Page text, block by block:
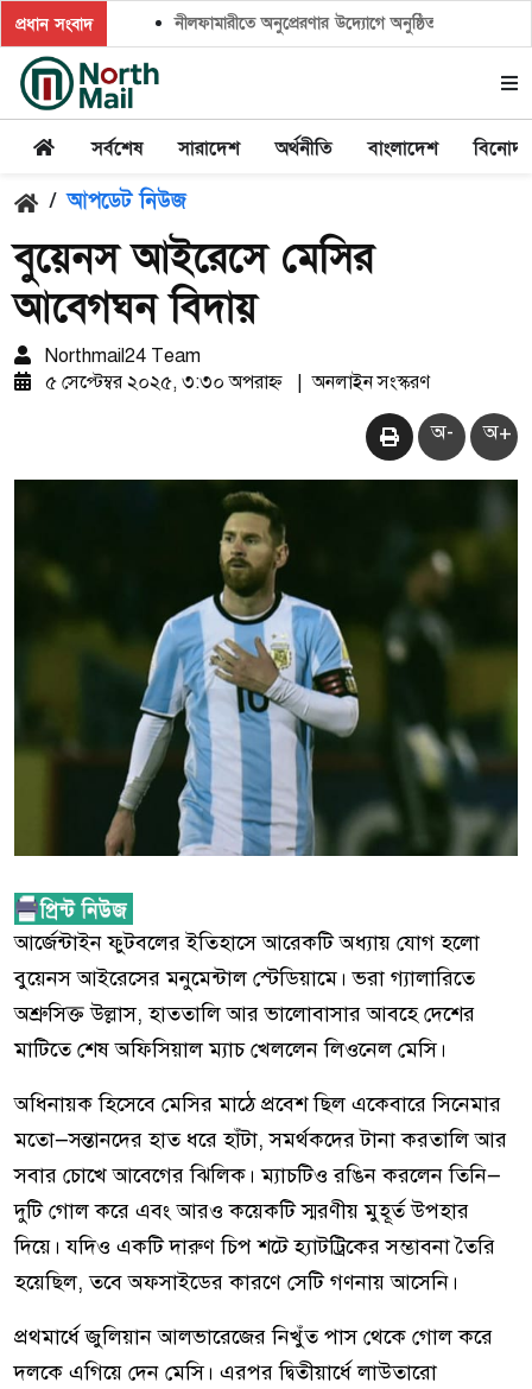
প্রধান সংবাদ নীলফামারীতে অনুপ্রেরণার উদ্যোগে অনুষ্ঠিত হলো ‘ক্লাইমেট
সর্বশেষ সারাদেশ অর্থনীতি বাংলাদেশ
/ আপডেট নিউজ
বুয়েনস আইরেসে মেসির
আবেগঘন বিদায়
Northmail24 Team
৫ সেপ্টেম্বর ২০২৫, ৩:৩০ অপরাহ্ন
অনলাইন সংস্করণ
অ- অ+
আর্জেন্টাইন ফুটবলের ইতিহাসে আরেকটি অধ্যায় যোগ হলো
বুয়েনস আইরেসের মনুমেন্টাল স্টেডিয়ামে। ভরা গ্যালারিতে
অশ্রুসিক্ত উল্লাস, হাততালি আর ভালোবাসার আবহে দেশের
মাটিতে শেষ অফিসিয়াল ম্যাচ খেললেন লিওনেল মেসি।
অধিনায়ক হিসেবে মেসির মাঠে প্রবেশ ছিল একেবারে সিনেমার
মতো—সন্তানদের হাত ধরে হাঁটা, সমর্থকদের টানা করতালি আর
সবার চোখে আবেগের ঝিলিক। ম্যাচটিও রঙিন করলেন তিনি—
দুটি গোল করে এবং আরও কয়েকটি স্মরণীয় মুহূর্ত উপহার
দিয়ে। যদিও একটি দারুণ চিপ শটে হ্যাটট্রিকের সম্ভাবনা তৈরি
হয়েছিল, তবে অফসাইডের কারণে সেটি গণনায় আসেনি।
প্রথমার্ধে জুলিয়ান আলভারেজের নিখুঁত পাস থেকে গোল করে
দলকে এগিয়ে দেন মেসি। এরপর দ্বিতীয়ার্ধে লাউতারো